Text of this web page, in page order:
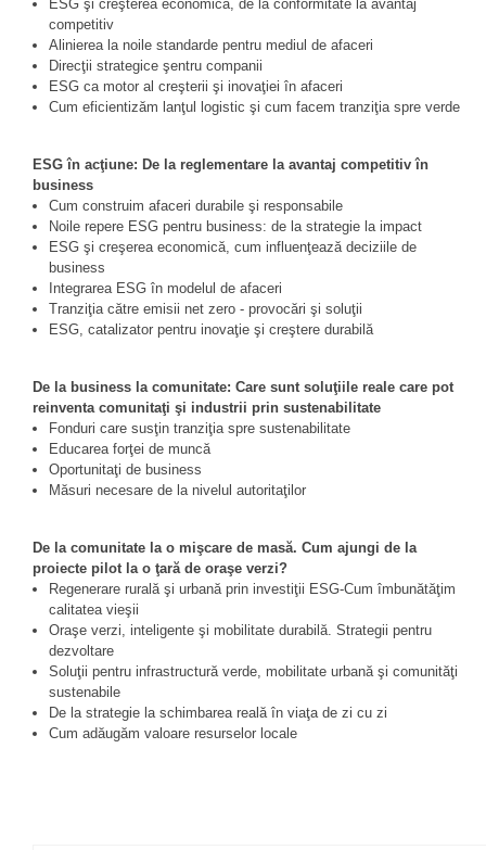
ESG şi creşterea economică, de la conformitate la avantaj
competitiv
Alinierea la noile standarde pentru mediul de afaceri
Direcţii strategice şentru companii
ESG ca motor al creşterii şi inovaţiei în afaceri
Cum eficientizăm lanţul logistic şi cum facem tranziţia spre verde
ESG în acţiune: De la reglementare la avantaj competitiv în
business
Cum construim afaceri durabile şi responsabile
Noile repere ESG pentru business: de la strategie la impact
ESG şi creşerea economică, cum influenţează deciziile de
business
Integrarea ESG în modelul de afaceri
Tranziţia către emisii net zero - provocări şi soluţii
ESG, catalizator pentru inovaţie şi creştere durabilă
De la business la comunitate: Care sunt soluţiile reale care pot
reinventa comunitaţi şi industrii prin sustenabilitate
Fonduri care susţin tranziţia spre sustenabilitate
Educarea forţei de muncă
Oportunitaţi de business
Măsuri necesare de la nivelul autoritaţilor
De la comunitate la o mişcare de masă. Cum ajungi de la
proiecte pilot la o ţară de oraşe verzi?
Regenerare rurală şi urbană prin investiţii ESG-Cum îmbunătăţim
calitatea vieşii
Oraşe verzi, inteligente şi mobilitate durabilă. Strategii pentru
dezvoltare
Soluţii pentru infrastructură verde, mobilitate urbană şi comunităţi
sustenabile
De la strategie la schimbarea reală în viaţa de zi cu zi
Cum adăugăm valoare resurselor locale